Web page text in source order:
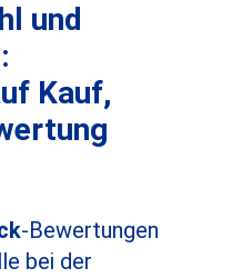
und
Kauf,
-Bewertungen
bei der